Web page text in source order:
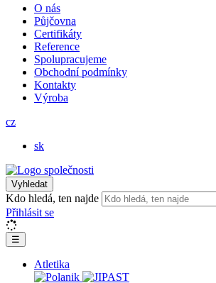
O nás
Půjčovna
Certifikáty
Reference
Spolupracujeme
Obchodní podmínky
Kontakty
Výroba
cz
sk
Vyhledat
Kdo hledá, ten najde
Přihlásit se
☰
Atletika